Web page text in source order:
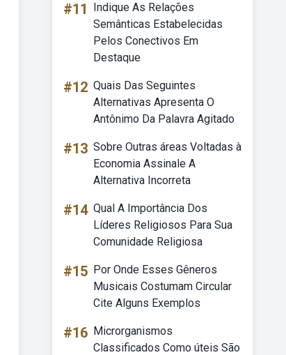
#11
Indique As Relações
Semânticas Estabelecidas
Pelos Conectivos Em
Destaque
#12 Quais Das Seguintes
Alternativas Apresenta O
Antônimo Da Palavra Agitado
#13 Sobre Outras áreas Voltadas à
Economia Assinale A
Alternativa Incorreta
#14 Qual A Importância Dos
Líderes Religiosos Para Sua
Comunidade Religiosa
#15 Por Onde Esses Gêneros
Musicais Costumam Circular
Cite Alguns Exemplos
#16 Microrganismos
Classificados Como úteis São